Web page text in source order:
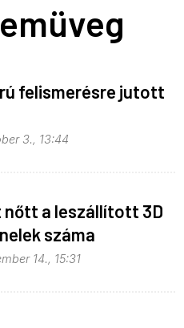
felismerésre jutott
3., 13:44
nőtt a leszállított 3D
száma
14., 15:31